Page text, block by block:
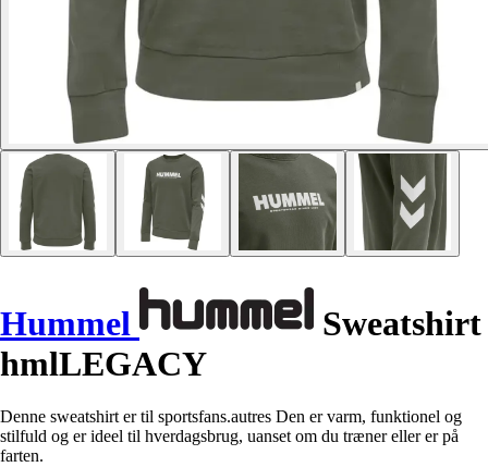
Hummel
Sweatshirt
hmlLEGACY
Denne sweatshirt er til sportsfans.autres Den er varm, funktionel og
stilfuld og er ideel til hverdagsbrug, uanset om du træner eller er på
farten.